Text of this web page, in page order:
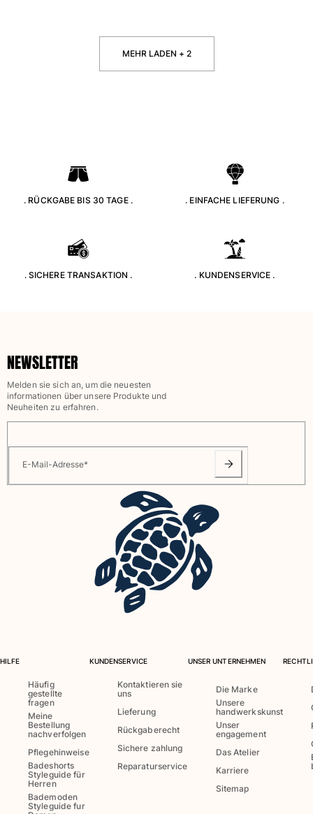
MEHR LADEN + 2
. RÜCKGABE BIS 30 TAGE . . EINFACHE LIEFERUNG .
. SICHERE TRANSAKTION . . KUNDENSERVICE .
NEWSLETTER
Melden sie sich an, um die neuesten
informationen über unsere Produkte und
Neuheiten zu erfahren.
E-Mail-Adresse*
HILFE
Häufig
gestellte
fragen
Meine
Bestellung
nachverfolgen
Pflegehinweise
Badeshorts
Styleguide für
Herren
Bademoden
Styleguide fur
KUNDENSERVICE
Kontaktieren sie
uns
Lieferung
Rückgaberecht
Sichere zahlung
Reparaturservice
UNSER UNTERNEHMEN
Die Marke
Unsere
handwerkskunst
Unser
engagement
Das Atelier
Karriere
Sitemap